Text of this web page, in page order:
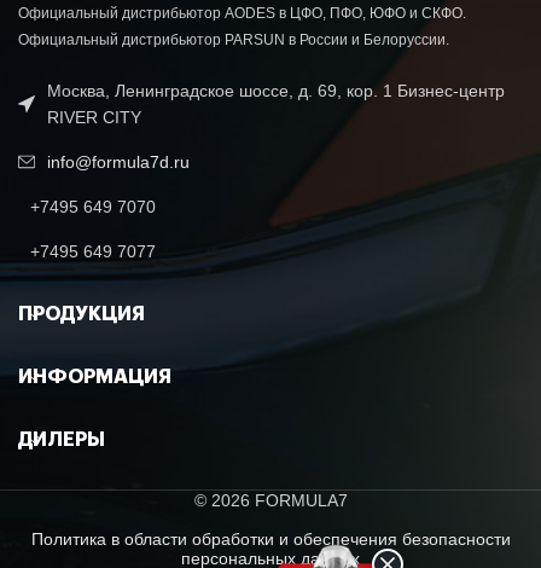
Официальный дистрибьютор AODES в ЦФО, ПФО, ЮФО и СКФО.
Официальный дистрибьютор PARSUN в России и Белоруссии.
Москва, Ленинградское шоссе, д. 69, кор. 1 Бизнес-центр
RIVER CITY
info@formula7d.ru
+7495 649 7070
+7495 649 7077
ПРОДУКЦИЯ
ИНФОРМАЦИЯ
ДИЛЕРЫ
© 2026 FORMULA7
Политика в области обработки и обеспечения безопасности
персональных данных